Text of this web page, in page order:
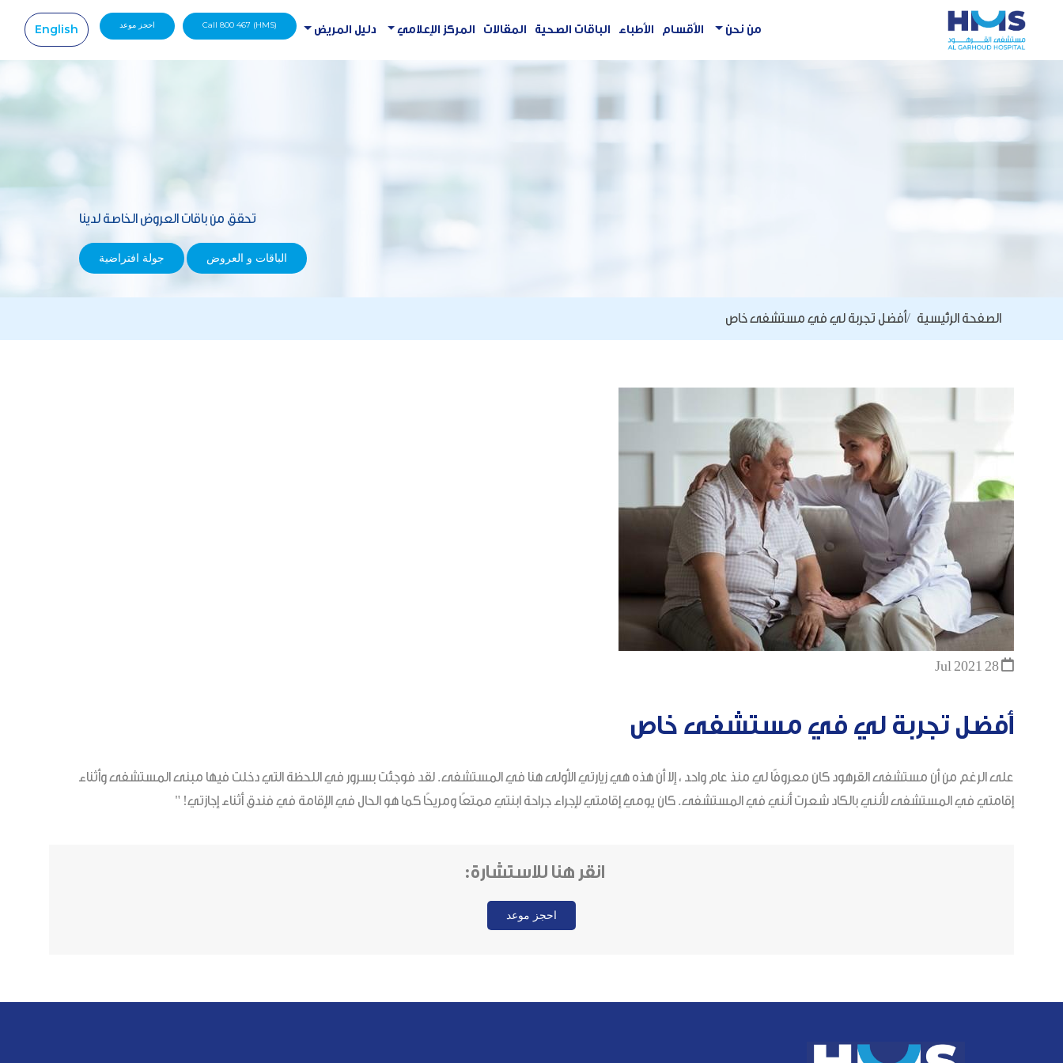
من نحن الأقسام الأطباء الباقات الصحية المقالات المركز الإعلامي دليل المريض Call 800 467 (HMS) احجز موعد English
تحقق من باقات العروض الخاصة لدينا
الباقات و العروض جولة افتراضية
الصفحة الرئيسية أفضل تجربة لي في مستشفى خاص
أفضل تجربة لي في مستشفى خاص
على الرغم من أن مستشفى القرهود كان معروفًا لي منذ عام واحد ، إلا أن هذه هي زيارتي الأولى هنا في المستشفى. لقد فوجئت بسرور في اللحظة التي دخلت فيها مبنى المستشفى وأثناء
إقامتي في المستشفى لأنني بالكاد شعرت أنني في المستشفى. كان يومي إقامتي لإجراء جراحة ابنتي ممتعًا ومريحًا كما هو الحال في الإقامة في فندق أثناء إجازتي! "
انقر هنا للاستشارة:
احجز موعد